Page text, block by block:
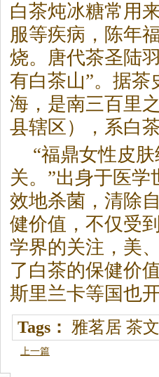
白茶炖冰糖常用
服等疾病，陈年
烧。唐代茶圣陆
有白茶山”。据茶
海，是南三百里
县辖区），系白
“福鼎女性皮
关。”出身于医学
效地杀菌，清除
健价值，不仅受
学界的关注，美
了 白茶的保健价
斯里兰卡等国也
Tags： 雅茗居 茶
上一篇